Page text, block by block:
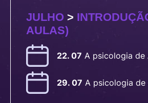
JULHO >
AULAS)
22. 07 A psicologia de
29. 07 A psicologia de